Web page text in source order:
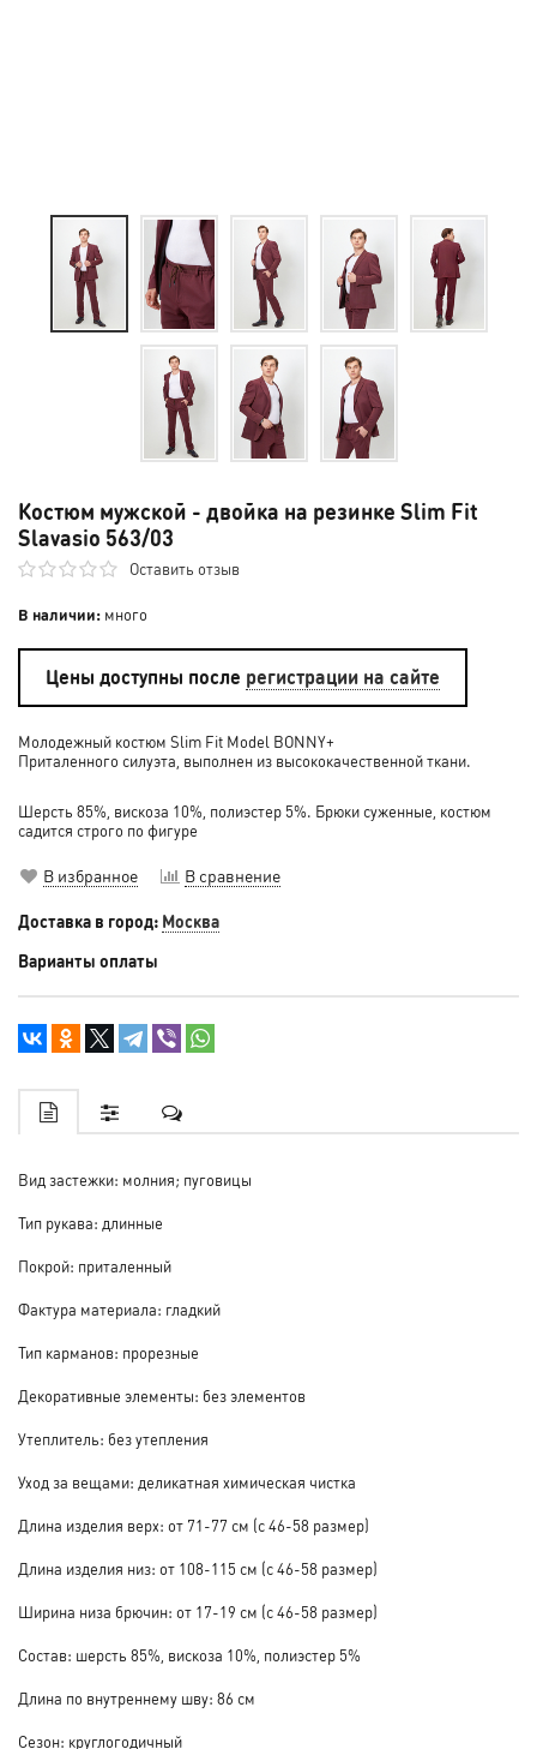
Костюм мужской - двойка на резинке Slim Fit
Slavasio 563/03
Оставить отзыв
В наличии: много
Цены доступны после регистрации на сайте
Молодежный костюм Slim Fit Model BONNY+
Приталенного силуэта, выполнен из высококачественной ткани.
Шерсть 85%, вискоза 10%, полиэстер 5%. Брюки суженные, костюм
садится строго по фигуре
В избранное В сравнение
Доставка в город: Москва
Варианты оплаты
Вид застежки: молния; пуговицы
Тип рукава: длинные
Покрой: приталенный
Фактура материала: гладкий
Тип карманов: прорезные
Декоративные элементы: без элементов
Утеплитель: без утепления
Уход за вещами: деликатная химическая чистка
Длина изделия верх: от 71-77 см (с 46-58 размер)
Длина изделия низ: от 108-115 см (с 46-58 размер)
Ширина низа брючин: от 17-19 см (с 46-58 размер)
Состав: шерсть 85%, вискоза 10%, полиэстер 5%
Длина по внутреннему шву: 86 см
Сезон: круглогодичный